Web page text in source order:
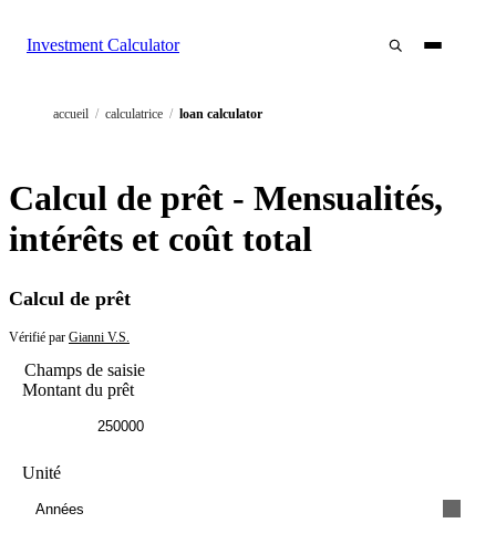
Investment Calculator
accueil / calculatrice / loan calculator
Calcul de prêt - Mensualités,
intérêts et coût total
Calcul de prêt
Vérifié par Gianni V.S.
Champs de saisie
Montant du prêt
Unité
Années